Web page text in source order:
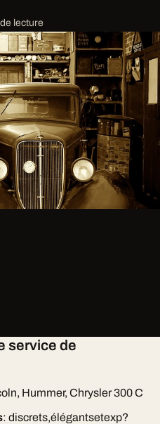
lecture
service de
Hummer, Chrysler 300 C
: discrets,élégantsetexp?